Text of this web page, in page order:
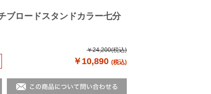
ブロードスタンドカラー七分
￥24,200(税込)
￥10,890 (税込)